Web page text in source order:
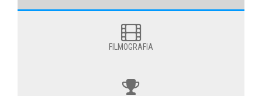
FILMOGRAFIA